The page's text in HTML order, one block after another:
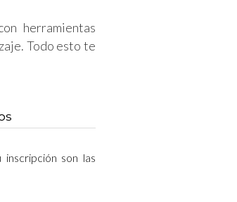
herramientas
Todo esto te
son las